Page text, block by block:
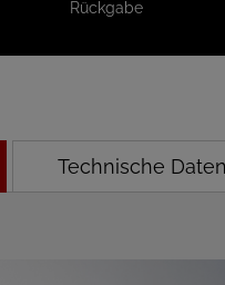
Rückgabe
Technische Daten